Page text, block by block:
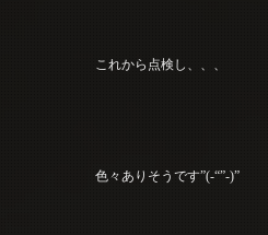
これから点検し、、、
色々ありそうです”(-“”-)”